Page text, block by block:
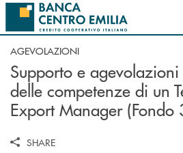
Salta al contenuto principale
AGEVOLAZIONI
Supporto e
delle competenze di un
Export Manager (Fondo
SHARE